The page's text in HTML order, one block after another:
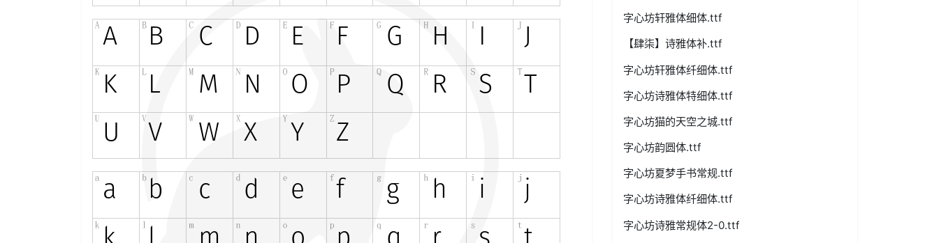
字心坊轩雅体细体.ttf
【肆柒】诗雅体补.ttf
字心坊轩雅体纤细体.ttf
字心坊诗雅体特细体.ttf
字心坊猫的天空之城.ttf
字心坊韵圆体.ttf
字心坊夏梦手书常规.ttf
字心坊诗雅体纤细体.ttf
字心坊诗雅常规体2-0.ttf